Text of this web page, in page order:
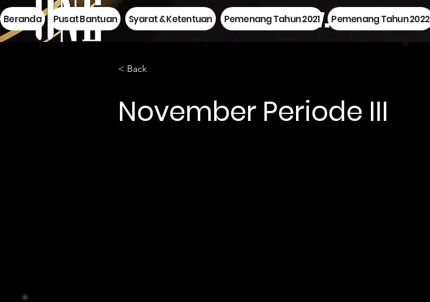
Beranda Pusat Bantuan Syarat & Ketentuan Pemenang Tahun 2021 Pemenang Tahun 2022
< Back
November Periode III